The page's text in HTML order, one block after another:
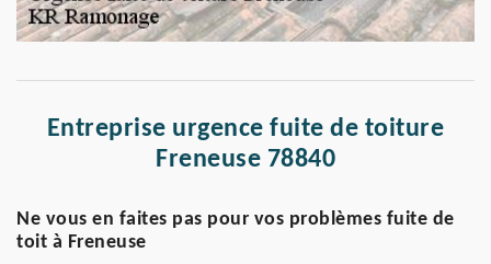
Entreprise urgence fuite de toiture
Freneuse 78840
Ne vous en faites pas pour vos problèmes fuite de
toit à Freneuse